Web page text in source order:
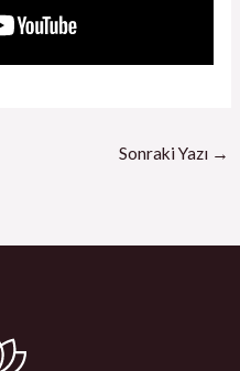
Sonraki Yazı →